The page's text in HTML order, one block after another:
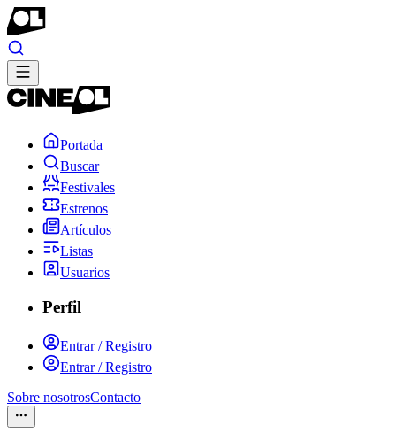
Portada
Buscar
Festivales
Estrenos
Artículos
Listas
Usuarios
Perfil
Entrar / Registro
Entrar / Registro
Sobre nosotrosContacto